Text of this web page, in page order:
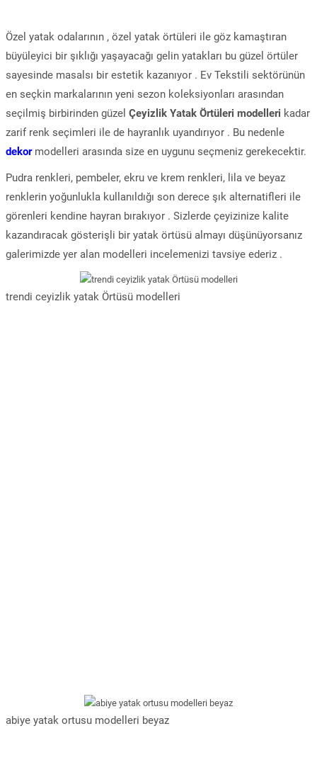
Özel yatak odalarının , özel yatak örtüleri ile göz kamaştıran
büyüleyici bir şıklığı yaşayacağı gelin yatakları bu güzel örtüler
sayesinde masalsı bir estetik kazanıyor . Ev Tekstili sektörünün
en seçkin markalarının yeni sezon koleksiyonları arasından
seçilmiş birbirinden güzel Çeyizlik Yatak Örtüleri modelleri kadar
zarif renk seçimleri ile de hayranlık uyandırıyor . Bu nedenle
dekormodelleri arasında size en uygunu seçmeniz gerekecektir.
Pudra renkleri, pembeler, ekru ve krem renkleri, lila ve beyaz
renklerin yoğunlukla kullanıldığı son derece şık alternatifleri ile
görenleri kendine hayran bırakıyor . Sizlerde çeyizinize kalite
kazandıracak gösterişli bir yatak örtüsü almayı düşünüyorsanız
galerimizde yer alan modelleri incelemenizi tavsiye ederiz .
trendi ceyizlik yatak Örtüsü modelleri
abiye yatak ortusu modelleri beyaz